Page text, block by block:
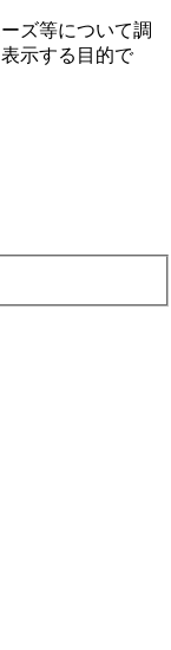
ズ等について調
⽰する⽬的で